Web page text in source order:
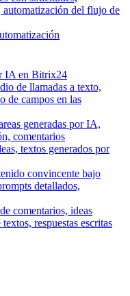
automatización del flujo de
IA en Bitrix24
de llamadas a texto,
de campos en las
generadas por IA,
comentarios
textos generados por
convincente bajo
detallados,
comentarios, ideas
respuestas escritas